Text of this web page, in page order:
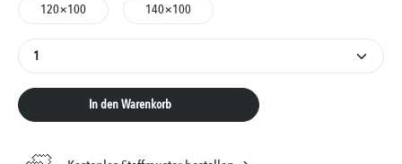
120×100
140×100
Produkt Anzahl: Gib den gewünschten Wert ein
In den Warenkorb